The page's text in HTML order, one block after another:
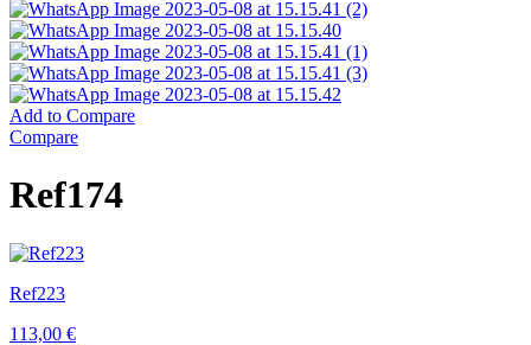
Add to Compare
Compare
Ref174
Ref223
113,00 €